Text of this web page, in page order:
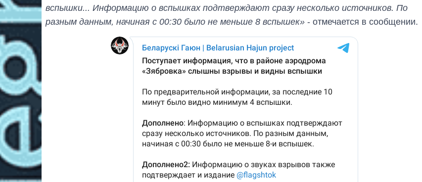
вспышки... Информацию о вспышках подтверждают сразу несколько источников. По
разным данным, начиная с 00:30 было не меньше 8 вспышек» - отмечается в сообщении.